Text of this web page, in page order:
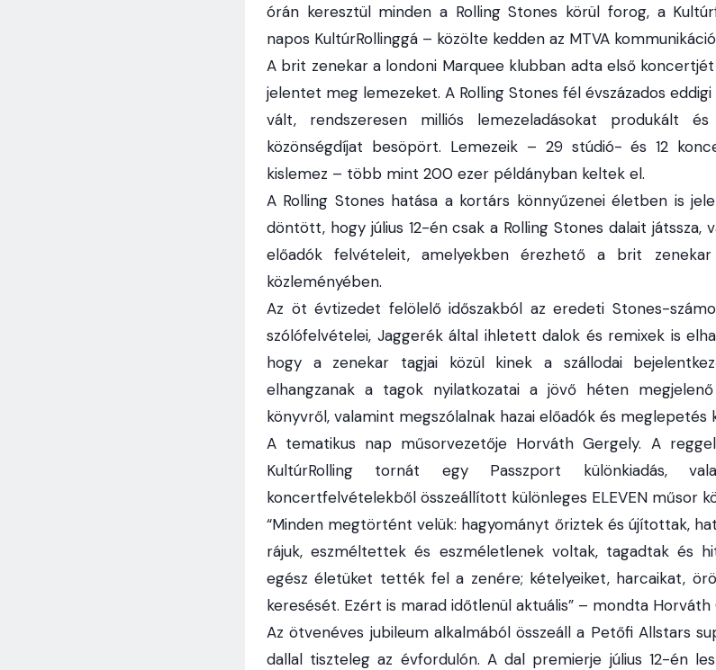
órán keresztül minden a Rolling Stones körül forog, a
napos KultúrRollinggá – közölte kedden az MTVA
A brit zenekar a londoni Marquee klubban adta első
jelentet meg lemezeket. A Rolling Stones fél évszázados
vált, rendszeresen milliós lemezeladásokat produkált
közönségdíjat besöpört. Lemezeik – 29 stúdió- és 12
kislemez – több mint 200 ezer példányban keltek el.
A Rolling Stones hatása a kortárs könnyűzenei életben is
döntött, hogy július 12-én csak a Rolling Stones dalait játssza,
előadók felvételeit, amelyekben érezhető a brit
közleményében.
Az öt évtizedet felölelő időszakból az eredeti Stones-
szólófelvételei, Jaggerék által ihletett dalok és remixek is
hogy a zenekar tagjai közül kinek a szállodai
elhangzanak a tagok nyilatkozatai a jövő héten
könyvről, valamint megszólalnak hazai előadók és meglepetés
A tematikus nap műsorvezetője Horváth Gergely. A
KultúrRolling tornát egy Passzport különkiadás,
koncertfelvételekből összeállított különleges ELEVEN műsor
“Minden megtörtént velük: hagyományt őriztek és újítottak,
rájuk, eszméltettek és eszméletlenek voltak, tagadtak és
egész életüket tették fel a zenére; kételyeiket, harcaikat,
keresését. Ezért is marad időtlenül aktuális” – mondta Horváth
Az ötvenéves jubileum alkalmából összeáll a Petőfi Allstars
dallal tiszteleg az évfordulón. A dal premierje július 12-én